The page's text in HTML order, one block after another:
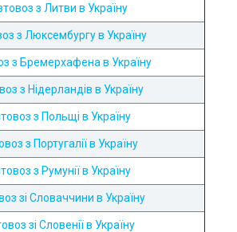
з Литви в Україну
з Люксембургу в Україну
з Бремерхафена в Україну
з Нідерландів в Україну
з Польщі в Україну
з Португалії в Україну
з Румунії в Україну
зі Словаччини в Україну
зі Словенії в Україну